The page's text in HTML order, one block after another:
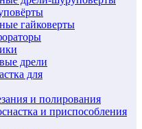
гайковерты
дрели
для
и полирования
и приспособления